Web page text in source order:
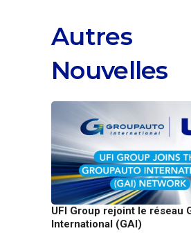
Autres
Nouvelles
UFI Group rejoint le réseau
International (GAI)